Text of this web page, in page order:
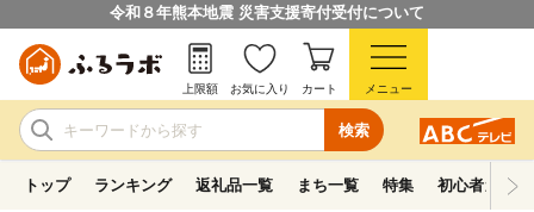
令和８年熊本地震 災害支援寄付受付について
検索
上限額 お気に入り カート メニュー
トップ ランキング 返礼品一覧 まち一覧 特集 初心者ガイド